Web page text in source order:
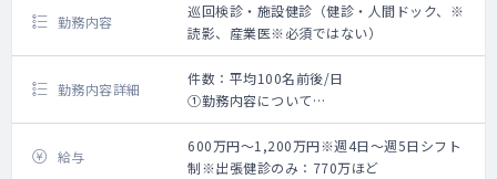
勤務内容
巡回検診・施設健診（健診・人間ドック、※
読影、産業医※必須ではない）
勤務内容詳細
件数：平均100名前後/日
①勤務内容について
・一週間の勤務例 ： 健診3～4日、読影判
定1日など。
・健診は巡回健診が中心ですが、施設健診
給与
600万円～1,200万円※週4日～週5日シフト
制※出張健診のみ：770万ほど